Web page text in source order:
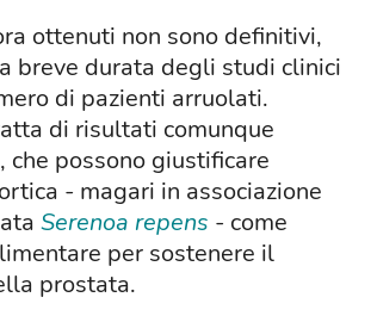
ottenuti non sono definitivi,
breve durata degli studi clinici
di pazienti arruolati.
di risultati comunque
che possono giustificare
- magari in associazione
Serenoa repens - come
per sostenere il
prostata.